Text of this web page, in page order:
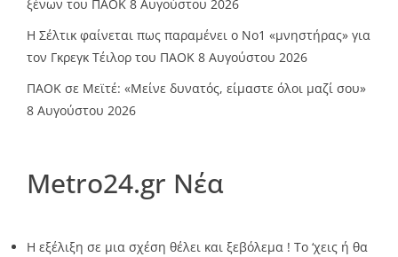
ξένων του ΠΑΟΚ 8 Αυγούστου 2026
Η Σέλτικ φαίνεται πως παραμένει ο Νο1 «μνηστήρας» για
τον Γκρεγκ Τέιλορ του ΠΑΟΚ 8 Αυγούστου 2026
ΠΑΟΚ σε Μεϊτέ: «Μείνε δυνατός, είμαστε όλοι μαζί σου»
8 Αυγούστου 2026
Metro24.gr Νέα
Η εξέλιξη σε μια σχέση θέλει και ξεβόλεμα ! Το ‘χεις ή θα